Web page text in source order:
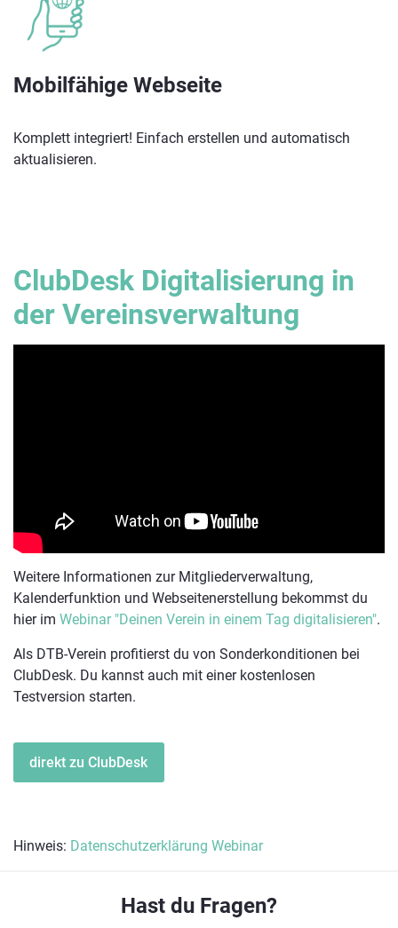
Mobilfähige Webseite
Komplett integriert! Einfach erstellen und automatisch
aktualisieren.
ClubDesk Digitalisierung in
der Vereinsverwaltung
Weitere Informationen zur Mitgliederverwaltung,
Kalenderfunktion und Webseitenerstellung bekommst du
hier im Webinar "Deinen Verein in einem Tag digitalisieren".
Als DTB-Verein profitierst du von Sonderkonditionen bei
ClubDesk. Du kannst auch mit einer kostenlosen
Testversion starten.
direkt zu ClubDesk
Hinweis: Datenschutzerklärung Webinar
Hast du Fragen?